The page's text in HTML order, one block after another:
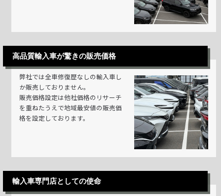
高品質輸入車が驚きの販売価格
弊社では全車修復歴なしの輸入車し
か販売しておりません。
販売価格設定は他社価格のリサーチ
を重ねたうえで地域最安値の販売価
格を設定しております。
輸入車専門店としての使命